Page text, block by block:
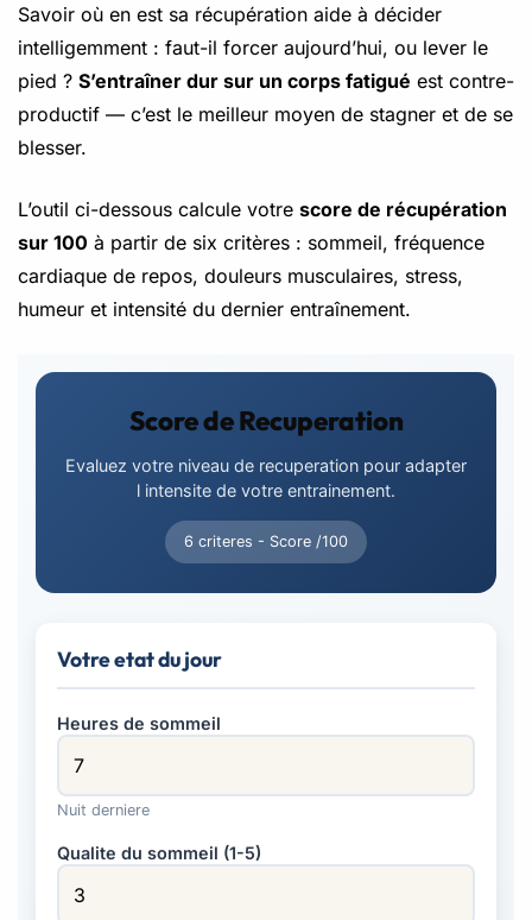
Savoir où en est sa récupération aide à décider
intelligemment : faut-il forcer aujourd’hui, ou lever le
pied ? S’entraîner dur sur un corps fatigué est contre-
productif — c’est le meilleur moyen de stagner et de se
blesser.
L’outil ci-dessous calcule votre score de récupération
sur 100 à partir de six critères : sommeil, fréquence
cardiaque de repos, douleurs musculaires, stress,
humeur et intensité du dernier entraînement.
Score de Recuperation
Evaluez votre niveau de recuperation pour adapter
l intensite de votre entrainement.
6 criteres - Score /100
Votre etat du jour
Heures de sommeil
Nuit derniere
Qualite du sommeil (1-5)